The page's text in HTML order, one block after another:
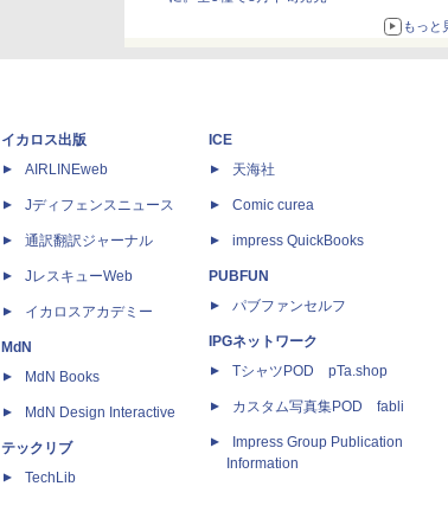
もっと
イカロス出版
AIRLINEweb
Jディフェンスニュース
通訳翻訳ジャーナル
JレスキューWeb
イカロスアカデミー
MdN
MdN Books
MdN Design Interactive
テックリブ
TechLib
ICE
天海社
Comic curea
impress QuickBooks
PUBFUN
パブファンセルフ
IPGネットワーク
TシャツPOD pTa.shop
カスタム写真集POD fabli
Impress Group Publication
Information